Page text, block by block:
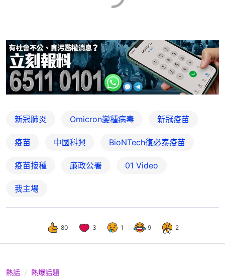
新冠肺炎 Omicron變種病毒 新冠疫苗
疫苗 中國科興 BioNTech復必泰疫苗
疫苗接種 廉政公署 01 Video
我主場
80 3 1 9 2
熱話 熱爆話題